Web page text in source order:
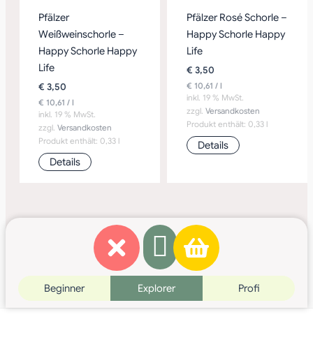
Pfälzer
Weißweinschorle –
Happy Schorle Happy
Life
€ 3,50
€ 10,61 /l
inkl. 19 % MwSt.
zzgl.Versandkosten
Produkt enthält: 0,33 l
Details
Pfälzer Rosé Schorle –
Happy Schorle Happy
Life
€ 3,50
€ 10,61 / l
inkl. 19 % MwSt.
zzgl. Versandkosten
Produkt enthält: 0,33 l
Details
Beginner Explorer Profi